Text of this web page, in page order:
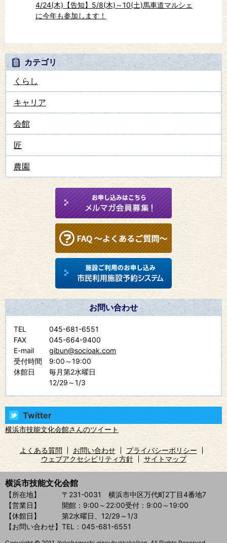
4/24(木)【告知】5/8(木)～10(土)馬車道マルシェ
に今年も参加します！
カテゴリ
くらし
キャリア
会館
匠
農園
お問い合わせ
TEL
045-681-6551
FAX
045-664-9400
E-mail
gibun@socioak.com
受付時間
9:00～19:00
休館日
毎月第2水曜日
12/29～1/3
Twitter
横浜市技能文化会館さんのツイート
よくある質問 お問い合わせ
プライバシーポリシー
ウェブアクセシビリティ方針
サイトマップ
横浜市技能文化会館
【所在地】
〒231-0031 横浜市中区万代町2丁目4番地7
【営業日】
開館：9:00～22:00受付：9:00～19:00
【休館日】
第2水曜日、12/29～1/3
【お問い合わせ】 TEL：045-681-6551